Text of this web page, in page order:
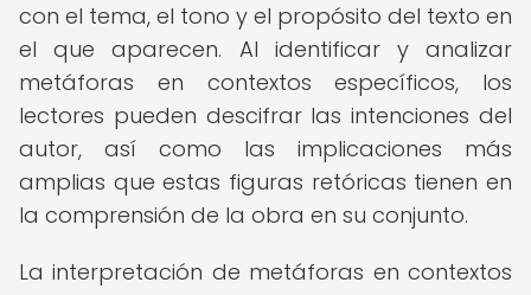
con el tema, el tono y el propósito del texto en
el que aparecen. Al identificar y analizar
metáforas en contextos específicos, los
lectores pueden descifrar las intenciones del
autor, así como las implicaciones más
amplias que estas figuras retóricas tienen en
la comprensión de la obra en su conjunto.
La interpretación de metáforas en contextos